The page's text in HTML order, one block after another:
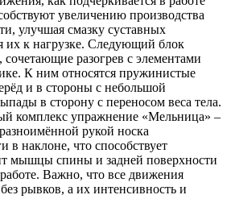
увеличению производства
улучшая смазку суставных
их к нагрузке. Следующий блок
разогрев с элементами
К ним относятся пружинистые
и в стороны с небольшой
в сторону с переносом веса тела.
комплекс упражнение «Мельница» –
рукой носка
в наклоне, что способствует
мышцы спины и задней поверхности
Важно, что все движения
рывков, а их интенсивность и